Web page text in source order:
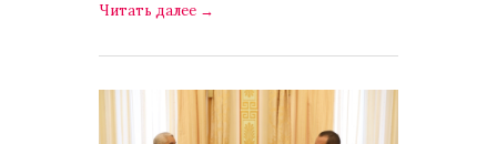
Читать далее →